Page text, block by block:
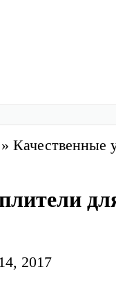
» Качественные
2017